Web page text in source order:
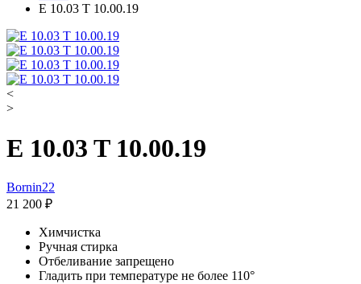
E 10.03 T 10.00.19
<
>
E 10.03 T 10.00.19
Bornin22
21 200 ₽
Химчистка
Ручная стирка
Отбеливание запрещено
Гладить при температуре не более 110°